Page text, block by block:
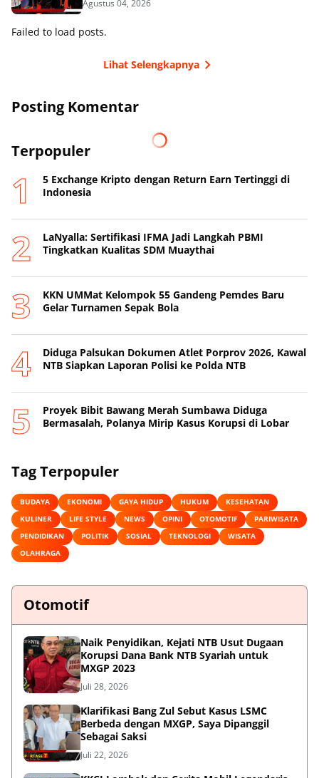
Agustus 04, 2026
Failed to load posts.
Lihat Selengkapnya
Posting Komentar
Terpopuler
5 Exchange Kripto dengan Return Earn Tertinggi di
Indonesia
LaNyalla: Sertifikasi IFMA Jadi Langkah PBMI
Tingkatkan Kualitas SDM Muaythai
KKN UMMat Kelompok 55 Gandeng Pemdes Baru
Gelar Turnamen Sepak Bola
Diduga Palsukan Dokumen Atlet Porprov 2026, Kawal
NTB Siapkan Laporan Polisi ke Polda NTB
Proyek Bibit Bawang Merah Sumbawa Diduga
Bermasalah, Polanya Mirip Kasus Korupsi di Lobar
Tag Terpopuler
BUDAYA EKONOMI GAYA HIDUP HUKUM
KESEHATAN
KULINER
LIFE STYLE NEWS OPINI OTOMOTIF
PARIWISATA
PENDIDIKAN
POLITIK SOSIAL TEKNOLOGI
WISATA
OLAHRAGA
Otomotif
Naik Penyidikan, Kejati NTB Usut Dugaan
Korupsi Dana Bank NTB Syariah untuk
MXGP 2023
Juli 28, 2026
Klarifikasi Bang Zul Sebut Kasus LSMC
Berbeda dengan MXGP, Saya Dipanggil
Sebagai Saksi
Juli 22, 2026